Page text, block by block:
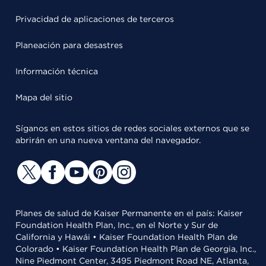
Privacidad de aplicaciones de terceros
Planeación para desastres
Información técnica
Mapa del sitio
Síganos en estos sitios de redes sociales externos que se
abrirán en una nueva ventana del navegador.
Planes de salud de Kaiser Permanente en el país: Kaiser
Foundation Health Plan, Inc., en el Norte y Sur de
California y Hawái • Kaiser Foundation Health Plan de
Colorado • Kaiser Foundation Health Plan de Georgia, Inc.,
Nine Piedmont Center, 3495 Piedmont Road NE, Atlanta,